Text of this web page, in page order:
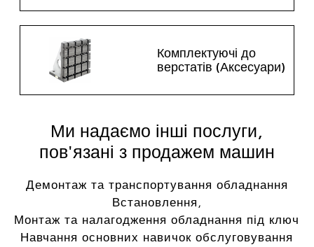
Комплектуючі до
верстатів (Аксесуари)
Ми надаємо інші послуги,
пов'язані з продажем машин
Демонтаж та транспортування обладнання
Встановлення,
Монтаж та налагодження обладнання під ключ
Навчання основних навичок обслуговування